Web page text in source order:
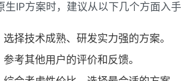
IP方案时，建议从以下几个方面入手
选择技术成熟、研发实力强的方案。
参考其他用户的评价和反馈。